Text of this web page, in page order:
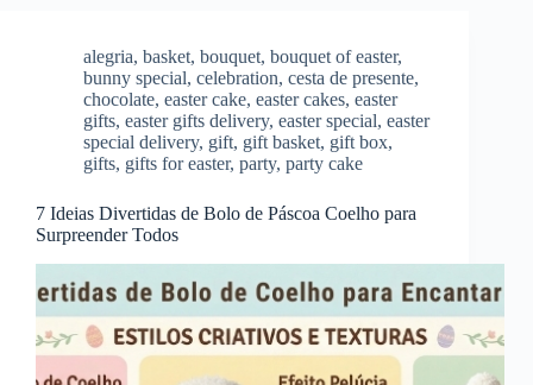
alegria, basket, bouquet, bouquet of easter,
bunny special, celebration, cesta de presente,
chocolate, easter cake, easter cakes, easter
gifts, easter gifts delivery, easter special, easter
special delivery, gift, gift basket, gift box,
gifts, gifts for easter, party, party cake
7 Ideias Divertidas de Bolo de Páscoa Coelho para
Surpreender Todos